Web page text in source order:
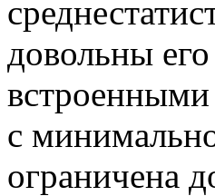
довольны
с
ограничена